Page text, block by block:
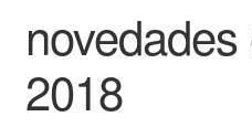
BLACK FRIDAY
Blog
2018